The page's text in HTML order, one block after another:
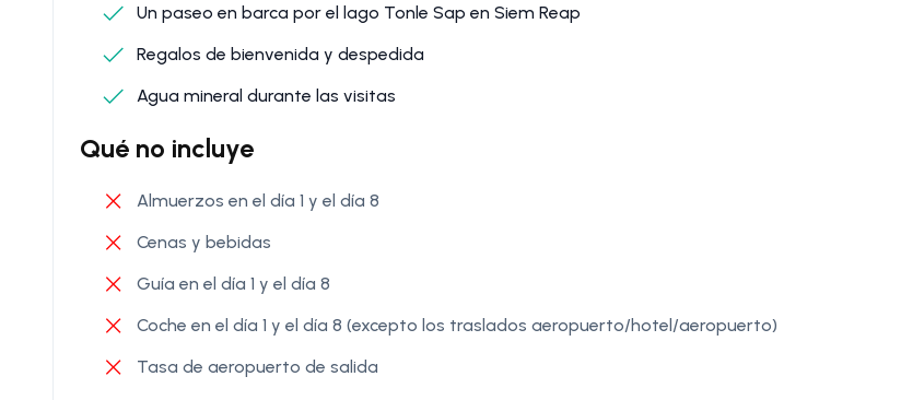
Un paseo en barca por el lago Tonle Sap en Siem Reap
Regalos de bienvenida y despedida
Agua mineral durante las visitas
Qué no incluye
Almuerzos en el día 1 y el día 8
Cenas y bebidas
Guía en el día 1 y el día 8
Coche en el día 1 y el día 8 (excepto los traslados aeropuerto/hotel/aeropuerto)
Tasa de aeropuerto de salida